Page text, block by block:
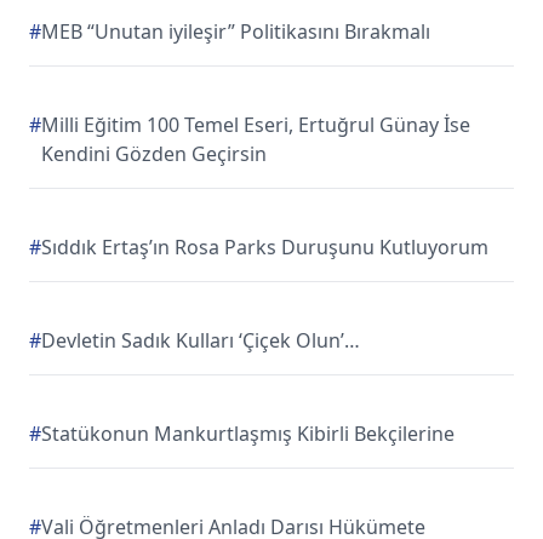
#MEB “Unutan iyileşir” Politikasını Bırakmalı
#Milli Eğitim 100 Temel Eseri, Ertuğrul Günay İse
Kendini Gözden Geçirsin
#Sıddık Ertaş’ın Rosa Parks Duruşunu Kutluyorum
#Devletin Sadık Kulları ‘Çiçek Olun’…
#Statükonun Mankurtlaşmış Kibirli Bekçilerine
#Vali Öğretmenleri Anladı Darısı Hükümete